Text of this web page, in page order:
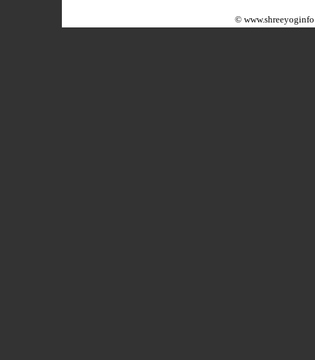
©